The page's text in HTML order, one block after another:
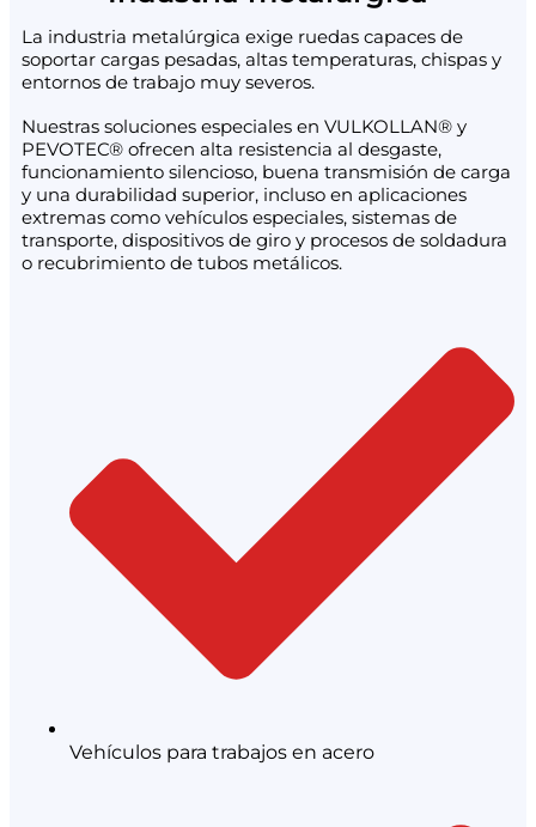
La industria metalúrgica exige ruedas capaces de
soportar cargas pesadas, altas temperaturas, chispas y
entornos de trabajo muy severos.
Nuestras soluciones especiales en VULKOLLAN® y
PEVOTEC® ofrecen alta resistencia al desgaste,
funcionamiento silencioso, buena transmisión de carga
y una durabilidad superior, incluso en aplicaciones
extremas como vehículos especiales, sistemas de
transporte, dispositivos de giro y procesos de soldadura
o recubrimiento de tubos metálicos.
Vehículos para trabajos en acero